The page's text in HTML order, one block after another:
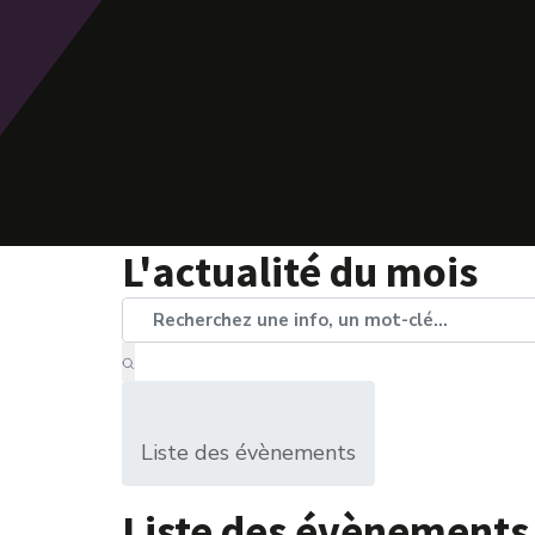
L'actualité du mois
Liste des évènements